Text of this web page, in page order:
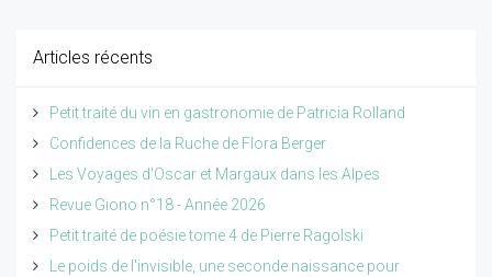
Articles récents
Petit traité du vin en gastronomie de Patricia Rolland
Confidences de la Ruche de Flora Berger
Les Voyages d'Oscar et Margaux dans les Alpes
Revue Giono n°18 - Année 2026
Petit traité de poésie tome 4 de Pierre Ragolski
Le poids de l'invisible, une seconde naissance pour